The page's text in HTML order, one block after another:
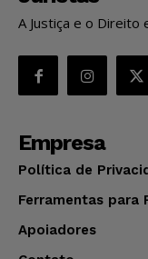
A Justiça e o Direito
Empresa
Política de
Ferramentas para
Apoiadores